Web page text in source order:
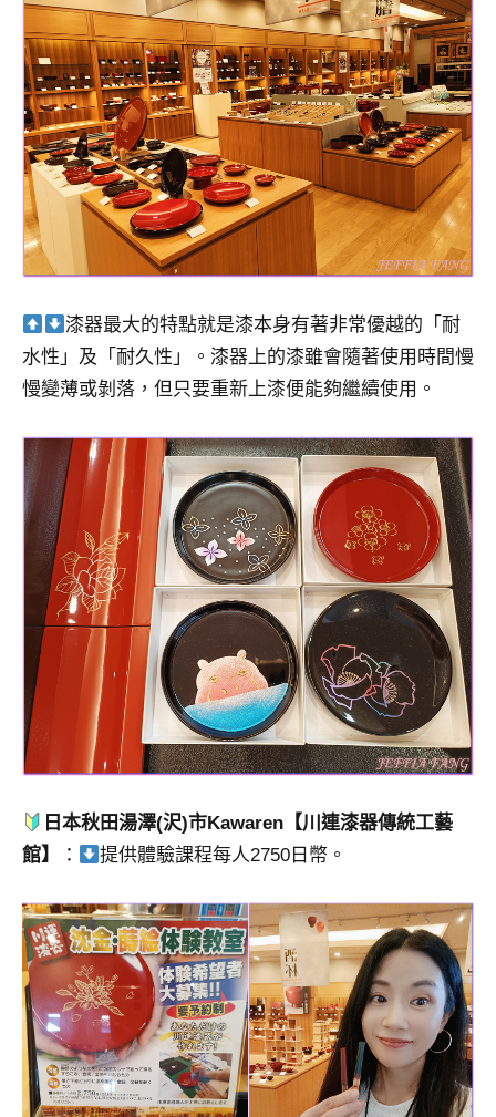
漆器最大的特點就是漆本身有著非常優越的「耐
水性」及「耐久性」。漆器上的漆雖會隨著使用時間慢
慢變薄或剝落，但只要重新上漆便能夠繼續使用。
日本秋田湯澤(沢)市Kawaren【川連漆器傳統工藝
館】
： 提供體驗課程每人2750日幣。